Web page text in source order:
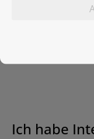
Ich habe